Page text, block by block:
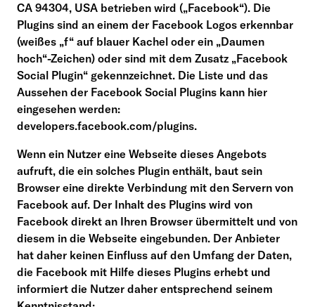
CA 94304, USA betrieben wird („Facebook“). Die
Plugins sind an einem der Facebook Logos erkennbar
(weißes „f“ auf blauer Kachel oder ein „Daumen
hoch“-Zeichen) oder sind mit dem Zusatz „Facebook
Social Plugin“ gekennzeichnet. Die Liste und das
Aussehen der Facebook Social Plugins kann hier
eingesehen werden:
developers.facebook.com/plugins.
Wenn ein Nutzer eine Webseite dieses Angebots
aufruft, die ein solches Plugin enthält, baut sein
Browser eine direkte Verbindung mit den Servern von
Facebook auf. Der Inhalt des Plugins wird von
Facebook direkt an Ihren Browser übermittelt und von
diesem in die Webseite eingebunden. Der Anbieter
hat daher keinen Einfluss auf den Umfang der Daten,
die Facebook mit Hilfe dieses Plugins erhebt und
informiert die Nutzer daher entsprechend seinem